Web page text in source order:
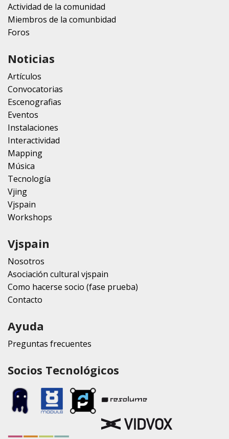
Actividad de la comunidad
Miembros de la comunbidad
Foros
Noticias
Artículos
Convocatorias
Escenografias
Eventos
Instalaciones
Interactividad
Mapping
Música
Tecnología
Vjing
Vjspain
Workshops
Vjspain
Nosotros
Asociación cultural vjspain
Como hacerse socio (fase prueba)
Contacto
Ayuda
Preguntas frecuentes
Socios Tecnológicos